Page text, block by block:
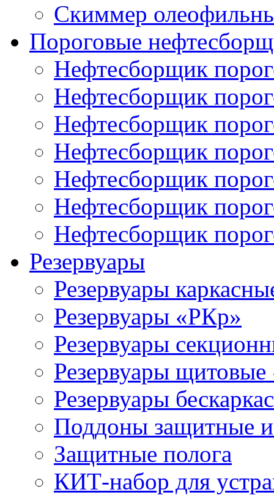
Скиммер
Пороговые
Нефтесборщик
Нефтесборщик
Нефтесборщик
Нефтесборщик
Нефтесборщик
Нефтесборщик
Нефтесборщик
Резервуары
Резервуары
Резервуары «РКр»
Резервуары
Резервуары
Резервуары
Поддоны защитные
Защитные полога
КИТ-набор для